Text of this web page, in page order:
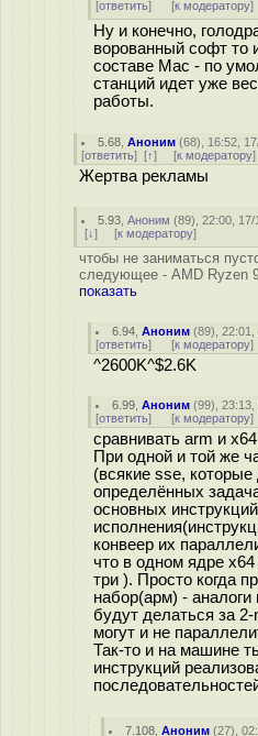
[ответить] [к модератору]
Ну и конечно,
ворованный софт то
составе Mac - по
станций идет уже
работы.
5.68 ,Аноним (68), 16:52,
[ответить] [↑] [к модератору]
Жертва рекламы
5.93 ,Аноним (89), 22:00, 17/
[↓] [к модератору]
чтобы не заниматься
следующее - AMD Ryzen
показать
6.94 ,Аноним (89), 22:01,
[ответить] [к модератору]
^2600K^$2.6K
6.99 ,Аноним (99), 23:13,
[ответить] [к модератору]
сравнивать arm и
При одной и той же
(всякие sse,
определённых
основных
конвеер их
что в одном ядре
три ). Просто когда
набор(арм) - аналоги
будут делаться за
могут и не
Так-то и на машине
инструкций
7.108 ,Аноним (27),